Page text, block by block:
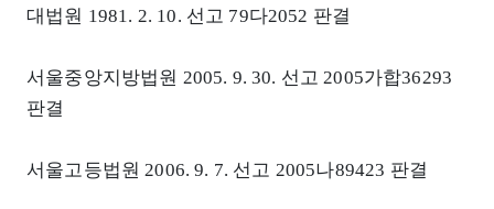
대법원 1981. 2. 10. 선고 79다2052 판결
서울중앙지방법원 2005. 9. 30. 선고 2005가합36293
판결
서울고등법원 2006. 9. 7. 선고 2005나89423 판결